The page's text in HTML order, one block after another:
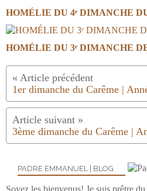
HOMÉLIE DU 4ᵉ DIMANCHE
HOMÉLIE DU 3ᵉ DIMANCHE
1er dimanche du Carême |
3ème dimanche du Carême |
PADRE EMMANUEL | BLOG